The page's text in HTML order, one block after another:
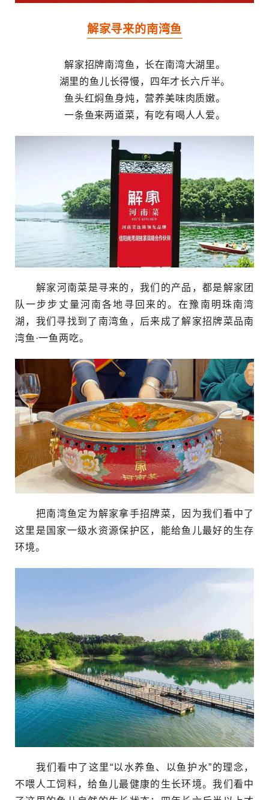
解家寻来的南湾鱼
解家招牌南湾鱼，长在南湾大湖里。
湖里的鱼儿长得慢，四年才长六斤半。
鱼头红焖鱼身炖，营养美味肉质嫩。
一条鱼来两道菜，有吃有喝人人爱。
解家河南菜是寻来的，我们的产品，都是解家团
队一步步丈量河南各地寻回来的。在豫南明珠南湾
湖，我们寻找到了南湾鱼，后来成了解家招牌菜品南
湾鱼·一鱼两吃。
把南湾鱼定为解家拿手招牌菜，因为我们看中了
这里是国家一级水资源保护区，能给鱼儿最好的生存
环境。
我们看中了这里“以水养鱼、以鱼护水”的理念，
不喂人工饲料，给鱼儿最健康的生长环境。我们看中